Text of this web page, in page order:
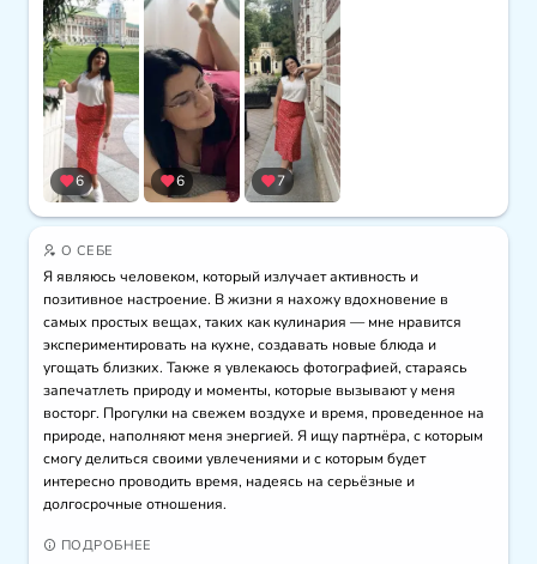
6 6 7
О СЕБЕ
Я являюсь человеком, который излучает активность и
позитивное настроение. В жизни я нахожу вдохновение в
самых простых вещах, таких как кулинария — мне нравится
экспериментировать на кухне, создавать новые блюда и
угощать близких. Также я увлекаюсь фотографией, стараясь
запечатлеть природу и моменты, которые вызывают у меня
восторг. Прогулки на свежем воздухе и время, проведенное на
природе, наполняют меня энергией. Я ищу партнёра, с которым
смогу делиться своими увлечениями и с которым будет
интересно проводить время, надеясь на серьёзные и
долгосрочные отношения.
ПОДРОБНЕЕ